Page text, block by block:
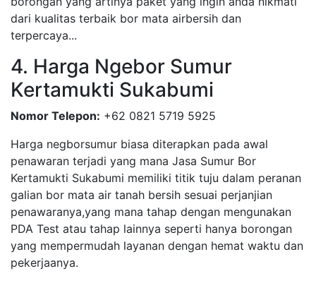
dari kualitas terbaik bor mata airbersih dan
terpercaya...
4. Harga Ngebor Sumur
Kertamukti Sukabumi
Nomor Telepon: +62 0821 5719 5925
Harga negborsumur biasa diterapkan pada awal
penawaran terjadi yang mana Jasa Sumur Bor
Kertamukti Sukabumi memiliki titik tuju dalam peranan
galian bor mata air tanah bersih sesuai perjanjian
penawaranya,yang mana tahap dengan mengunakan
PDA Test atau tahap lainnya seperti hanya borongan
yang mempermudah layanan dengan hemat waktu dan
pekerjaanya.